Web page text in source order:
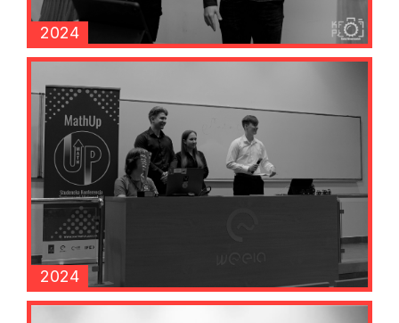
2024
2024